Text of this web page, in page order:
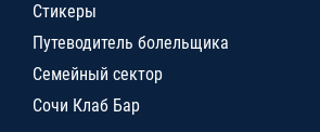
Стикеры
Путеводитель болельщика
Семейный сектор
Сочи Клаб Бар